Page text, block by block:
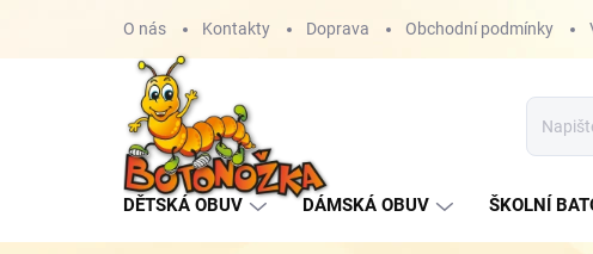
O nás Kontakty Doprava Obchodní podmínky
DĚTSKÁ OBUV DÁMSKÁ OBUV ŠKOLNÍ